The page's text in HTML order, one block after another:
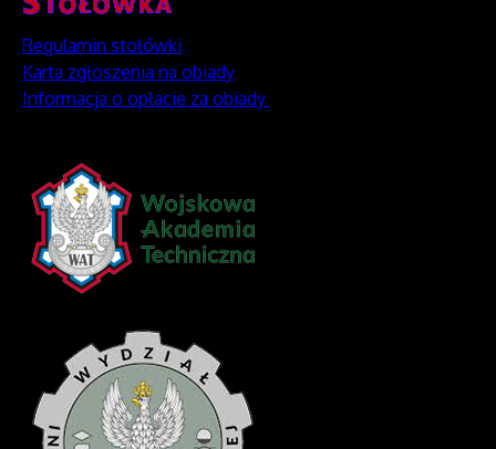
Regulamin stołówki
Karta zgłoszenia na obiady
Informacja o opłacie za obiady